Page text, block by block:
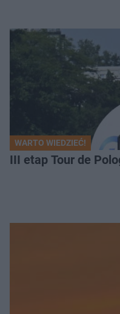
WARTO WIEDZIEĆ!
III etap Tour de